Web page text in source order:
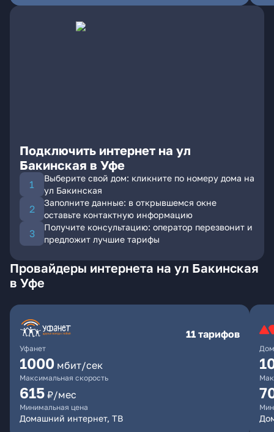
Подключить интернет на ул
Бакинская в Уфе
Выберите свой дом: кликните по номеру дома на
ул Бакинская
Заполните данные: в открывшемся окне
оставьте контактную информацию
Получите консультацию: оператор перезвонит и
предложит лучшие тарифы
Провайдеры интернета на ул Бакинская
в Уфе
Уфанет
11 тарифов
1000 мбит/сек
Максимальная скорость
615 ₽/мес
Минимальная цена
Домашний интернет, ТВ